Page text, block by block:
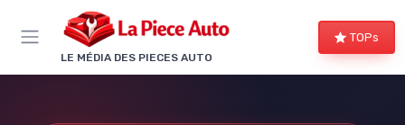
LE MÉDIA DES PIECES AUTO
TOPs
Panneau de gestion des cookies